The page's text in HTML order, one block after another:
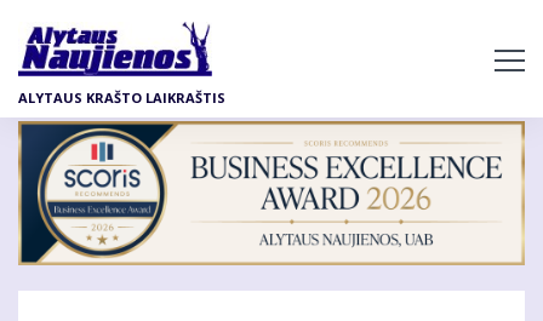
pagrindinį
turinį
ALYTAUS KRAŠTO LAIKRAŠTIS